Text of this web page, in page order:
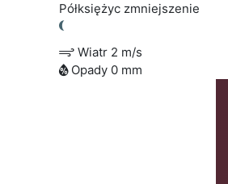
Półksiężyc zmniejszenie
Wiatr 2 m/s
Opady 0 mm